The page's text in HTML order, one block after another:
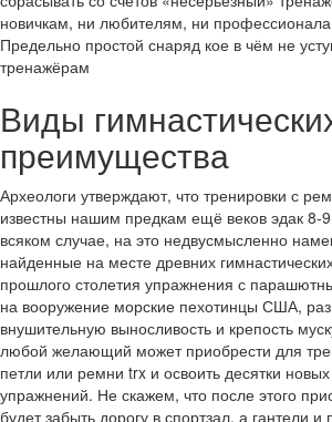
новичкам, ни любителям, ни
Предельно простой снаряд кое в чём не
тренажёрам
Виды
преимущества
Археологи утверждают, что тренировки с
известны нашим предкам ещё веков эдак 8-
всяком случае, на это недвусмысленно
найденные на месте древних
прошлого столетия упражнения с
на вооружение морские пехотинцы США,
внушительную выносливость и крепость
любой желающий может приобрести для
петли или ремни trx и освоить десятки
упражнений. Не скажем, что после этого
будет забыть дорогу в спортзал, а гантели